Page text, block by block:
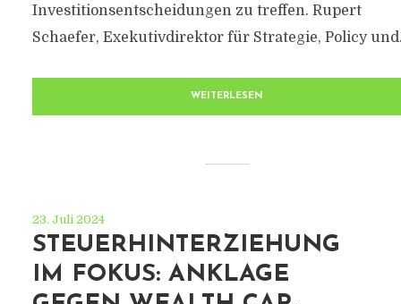
Investitionsentscheidungen zu treffen. Rupert
Schaefer, Exekutivdirektor für Strategie, Policy
WEITERLESEN
23. Juli 2024
STEUERHINTERZIEHUNG
IM FOKUS: ANKLAGE